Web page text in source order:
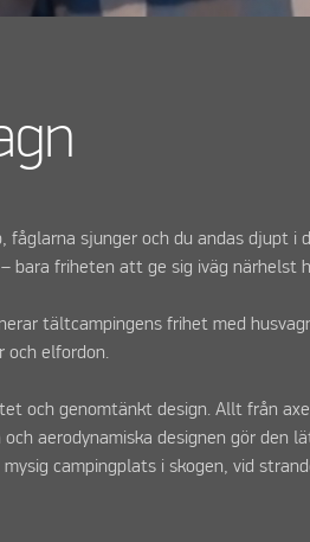
fåglarna sjunger och du andas djupt
bara friheten att ge sig iväg närhelst
tältcampingens frihet med
och elfordon.
och genomtänkt design. Allt från
aerodynamiska designen gör den
campingplats i skogen, vid